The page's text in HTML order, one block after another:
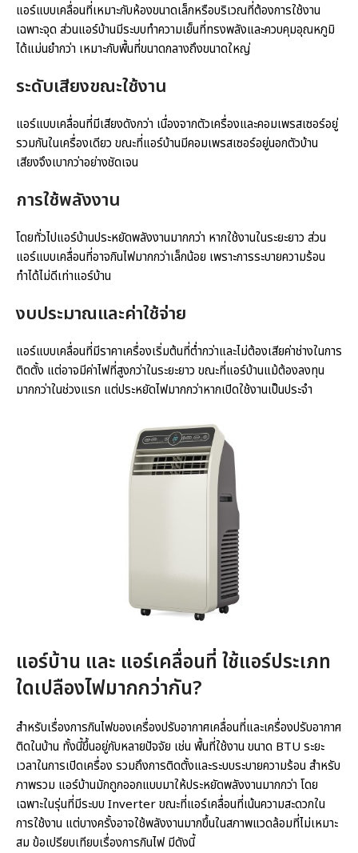
แอร์แบบเคลื่อนที่เหมาะกับห้องขนาดเล็กหรือบริเวณที่ต้องการใช้งาน
เฉพาะจุด ส่วนแอร์บ้านมีระบบทำความเย็นที่ทรงพลังและควบคุมอุณหภูมิ
ได้แม่นยำกว่า เหมาะกับพื้นที่ขนาดกลางถึงขนาดใหญ่
ระดับเสียงขณะใช้งาน
แอร์แบบเคลื่อนที่มีเสียงดังกว่า เนื่องจากตัวเครื่องและคอมเพรสเซอร์อยู่
รวมกันในเครื่องเดียว ขณะที่แอร์บ้านมีคอมเพรสเซอร์อยู่นอกตัวบ้าน
เสียงจึงเบากว่าอย่างชัดเจน
การใช้พลังงาน
โดยทั่วไปแอร์บ้านประหยัดพลังงานมากกว่า หากใช้งานในระยะยาว ส่วน
แอร์แบบเคลื่อนที่อาจกินไฟมากกว่าเล็กน้อย เพราะการระบายความร้อน
ทำได้ไม่ดีเท่าแอร์บ้าน
งบประมาณและค่าใช้จ่าย
แอร์แบบเคลื่อนที่มีราคาเครื่องเริ่มต้นที่ต่ำกว่าและไม่ต้องเสียค่าช่างในการ
ติดตั้ง แต่อาจมีค่าไฟที่สูงกว่าในระยะยาว ขณะที่แอร์บ้านแม้ต้องลงทุน
มากกว่าในช่วงแรก แต่ประหยัดไฟมากกว่าหากเปิดใช้งานเป็นประจำ
แอร์บ้าน และ แอร์เคลื่อนที่ ใช้แอร์ประเภท
ใดเปลืองไฟมากกว่ากัน?
สำหรับเรื่องการกินไฟของเครื่องปรับอากาศเคลื่อนที่และเครื่องปรับอากาศ
ติดในบ้าน ทั้งนี้ขึ้นอยู่กับหลายปัจจัย เช่น พื้นที่ใช้งาน ขนาด BTU ระยะ
เวลาในการเปิดเครื่อง รวมถึงการติดตั้งและระบบระบายความร้อน สำหรับ
ภาพรวม แอร์บ้านมักถูกออกแบบมาให้ประหยัดพลังงานมากกว่า โดย
เฉพาะในรุ่นที่มีระบบ Inverter ขณะที่แอร์เคลื่อนที่เน้นความสะดวกใน
การใช้งาน แต่บางครั้งอาจใช้พลังงานมากขึ้นในสภาพแวดล้อมที่ไม่เหมาะ
สม ข้อเปรียบเทียบเรื่องการกินไฟ มีดังนี้